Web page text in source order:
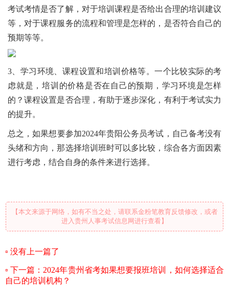
考试考情是否了解，对于培训课程是否给出合理的培训建议
等，对于课程服务的流程和管理是怎样的，是否符合自己的
预期等等。
3、学习环境、课程设置和培训价格等。一个比较实际的考
虑就是，培训的价格是否在自己的预期，学习环境是怎样
的？课程设置是否合理，有助于逐步深化，有利于考试实力
的提升。
总之，如果想要参加2024年贵阳公务员考试，自己备考没有
头绪和方向，那选择培训班时可以多比较，综合各方面因素
进行考虑，结合自身的条件来进行选择。
【本文来源于网络，如有不当之处，请联系金粉笔教育反馈修改，或者
进入贵州人事考试信息网进行查看】
没有上一篇了
下一篇：2024年贵州省考如果想要报班培训，如何选择适合
自己的培训机构？